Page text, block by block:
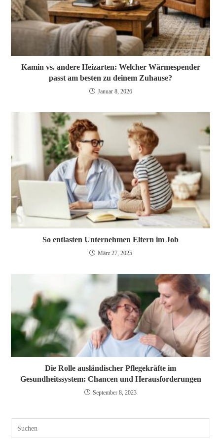
Kamin vs. andere Heizarten: Welcher Wärmespender
passt am besten zu deinem Zuhause?
Januar 8, 2026
So entlasten Unternehmen Eltern im Job
März 27, 2025
Die Rolle ausländischer Pflegekräfte im
Gesundheitssystem: Chancen und Herausforderungen
September 8, 2023